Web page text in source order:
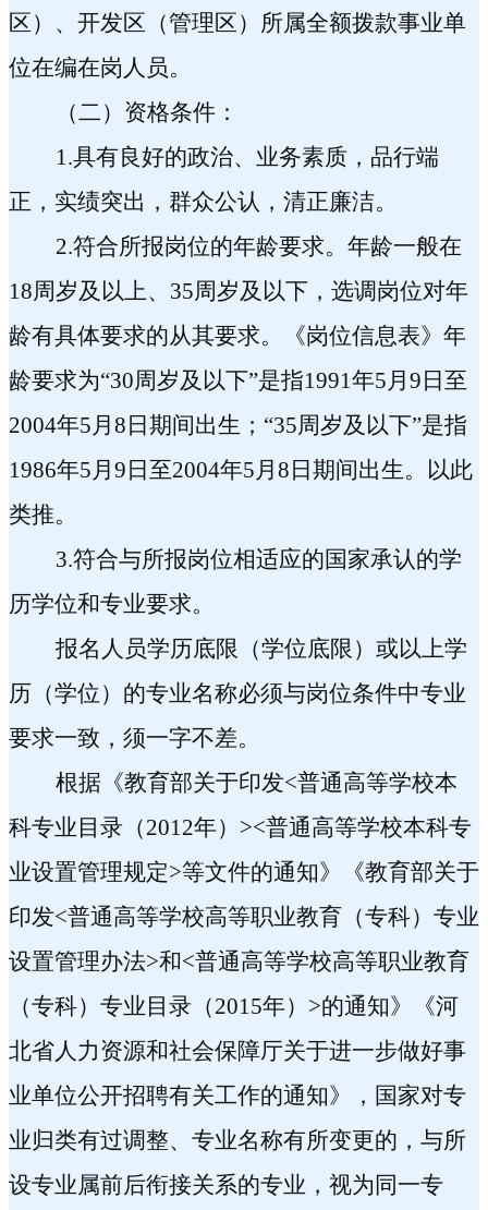
区）、开发区（管理区）所属全额拨款事业单
位在编在岗人员。
（二）资格条件：
1.具有良好的政治、业务素质，品行端
正，实绩突出，群众公认，清正廉洁。
2.符合所报岗位的年龄要求。年龄一般在
18周岁及以上、 35周岁及以下，选调岗位对年
龄有具体要求的从其要求。《岗位信息表》年
龄要求为“30周岁及以下”是指1991年5月 9 日至
2004年5月 8 日期间出生；“35周岁及以下”是指
1986年5月 9 日至2004年5月 8 日期间出生。以此
类推。
3.符合与所报岗位相适应的国家承认的学
历学位和专业要求。
报名人员学历底限（学位底限）或以上学
历（学位）的专业名称必须与岗位条件中专业
要求一致，须一字不差。
根据《教育部关于印发<普通高等学校本
科专业目录（2012年） ><普通高等学校本科专
业设置管理规定>等文件的通知》《教育部关于
印发<普通高等学校高等职业教育（专科）专业
设置管理办法>和<普通高等学校高等职业教育
（专科）专业目录（2015年） >的通知》《河
北省人力资源和社会保障厅关于进一步做好事
业单位公开招聘有关工作的通知》，国家对专
业归类有过调整、专业名称有所变更的，与所
设专业属前后衔接关系的专业，视为同一专